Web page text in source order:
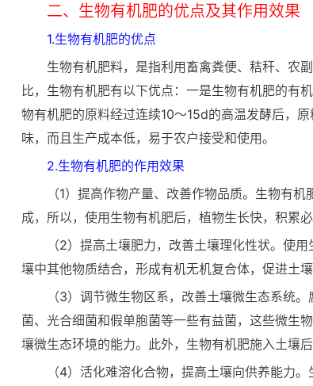
二、生物有机肥的优点及其作用效果
1.生物有机肥的优点
生物有机肥料，是指利用畜禽粪便、秸秆、农
比，生物有机肥有以下优点：一是生物有机肥的有
物有机肥的原料经过连续10～15d的高温发酵后，
味，而且生产成本低，易于农户接受和使用。
2.生物有机肥的作用效果
（1）提高作物产量、改善作物品质。生物有
成，所以，使用生物有机肥后，植物生长快，积累
（2）提高土壤肥力，改善土壤理化性状。使
壤中其他物质结合，形成有机无机复合体，促进土
（3）调节微生物区系，改善土壤微生态系统
菌、光合细菌和假单胞菌等一些有益菌，这些微生
壤微生态环境的能力。此外，生物有机肥施入土壤
（4）活化难溶化合物，提高土壤向供养能力